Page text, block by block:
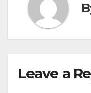
Leave a